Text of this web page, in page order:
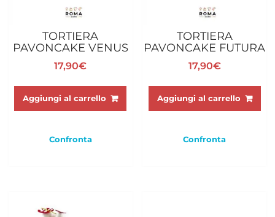
TORTIERA
PAVONCAKE VENUS
17,90€
Aggiungi al carrello
Confronta
TORTIERA
PAVONCAKE FUTURA
17,90€
Aggiungi al carrello
Confronta